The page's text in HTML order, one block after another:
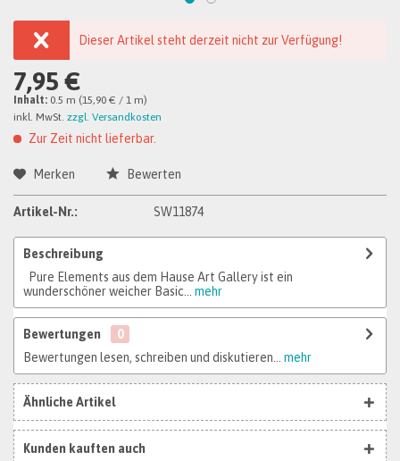
Dieser Artikel steht derzeit nicht zur Verfügung!
7,95 €
Inhalt: 0.5 m (15,90 € / 1 m)
inkl. MwSt. zzgl. Versandkosten
Zur Zeit nicht lieferbar.
Merken Bewerten
Artikel-Nr.: SW11874
Beschreibung
Pure Elements aus dem Hause Art Gallery ist ein
wunderschöner weicher Basic...
mehr
Bewertungen
0
Bewertungen lesen, schreiben und diskutieren...
mehr
Ähnliche Artikel
Kunden kauften auch